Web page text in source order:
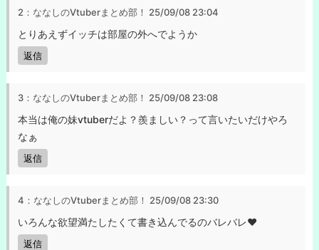
2：ななしのVtuberまとめ部！ 25/09/08 23:04
とりあえずイッチは部屋の外へでようか
返信
3：ななしのVtuberまとめ部！ 25/09/08 23:08
本当は俺の妹vtuberだよ？羨ましい？って言いたいだけやろ
なぁ
返信
4：ななしのVtuberまとめ部！ 25/09/08 23:30
いろんな欲望満たしたくて書き込んでるのバレバレ♥
返信